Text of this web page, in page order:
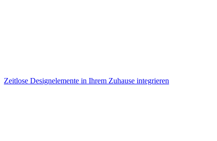
Zeitlose Designelemente in Ihrem Zuhause integrieren